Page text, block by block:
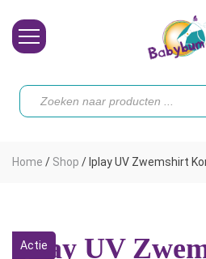
Toebehoren
Onze merken
Producten
zoeken
Home / Shop / Iplay UV Zwemshirt
Actie
Iplay UV